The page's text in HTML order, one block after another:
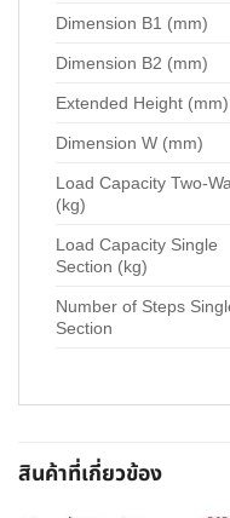
Dimension B1 (mm)
Dimension B2 (mm)
Extended Height (mm)
Dimension W (mm)
Load Capacity Two-
(kg)
Load Capacity Single
Section (kg)
Number of Steps
Section
สินค้าที่เกี่ยวข้อง